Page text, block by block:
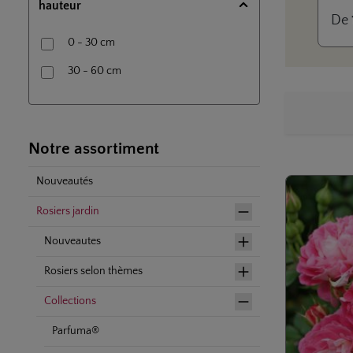
hauteur
0 - 30 cm
30 - 60 cm
Notre assortiment
Nouveautés
Rosiers jardin
Nouveautes
Rosiers selon thèmes
Collections
Parfuma®
la
De